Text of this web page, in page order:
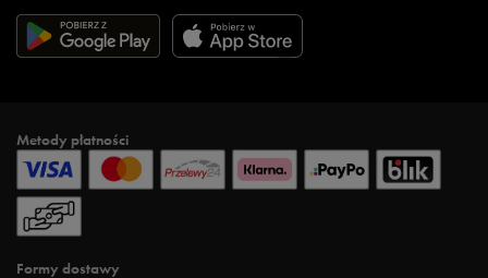
Metody płatności
Formy dostawy